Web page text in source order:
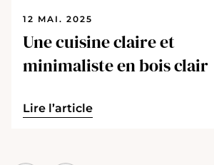
12 MAI. 2025
Une cuisine claire et
minimaliste en bois clair
Lire l’article